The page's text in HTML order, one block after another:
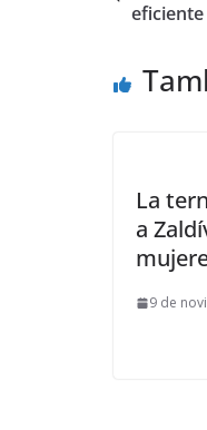
La
a
9 de